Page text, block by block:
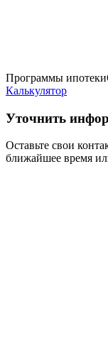
Программы ипотеки
Калькулятор
Уточнить
Оставьте свои
ближайшее время